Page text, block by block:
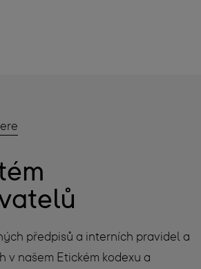
předpisů a interních pravidel a
v našem Etickém kodexu a